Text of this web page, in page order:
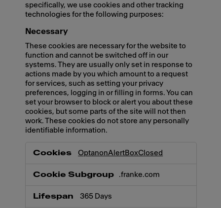
specifically, we use cookies and other tracking
technologies for the following purposes:
Necessary
These cookies are necessary for the website to
function and cannot be switched off in our
systems. They are usually only set in response to
actions made by you which amount to a request
for services, such as setting your privacy
preferences, logging in or filling in forms. You can
set your browser to block or alert you about these
cookies, but some parts of the site will not then
work. These cookies do not store any personally
identifiable information.
OptanonAlertBoxClosed
.franke.com
365 Days